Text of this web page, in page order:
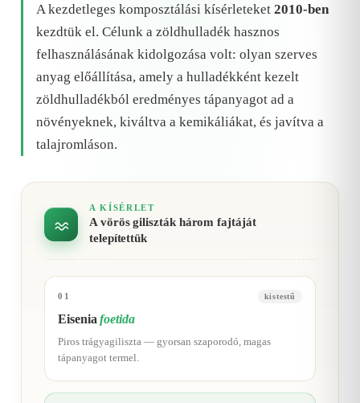
A kezdetleges komposztálási kísérleteket 2010-ben
kezdtük el. Célunk a zöldhulladék hasznos
felhasználásának kidolgozása volt: olyan szerves
anyag előállítása, amely a hulladékként kezelt
zöldhulladékból eredményes tápanyagot ad a
növényeknek, kiváltva a kemikáliákat, és javítva a
talajromláson.
A KÍSÉRLET
A vörös giliszták három fajtáját
telepítettük
01 kistestű
Eiseniafoetida
Piros trágyagiliszta — gyorsan szaporodó, magas
tápanyagot termel.